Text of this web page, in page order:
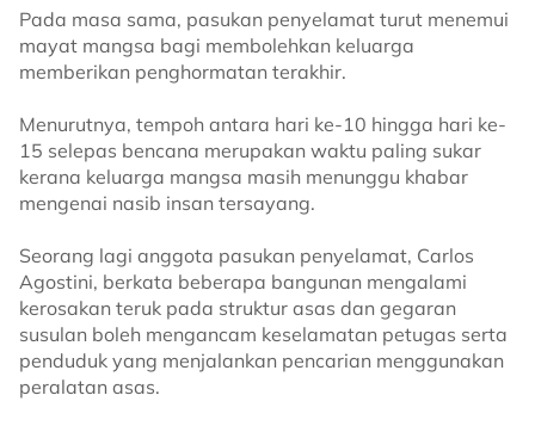
Pada masa sama, pasukan penyelamat turut menemui
mayat mangsa bagi membolehkan keluarga
memberikan penghormatan terakhir.
Menurutnya, tempoh antara hari ke-10 hingga hari ke-
15 selepas bencana merupakan waktu paling sukar
kerana keluarga mangsa masih menunggu khabar
mengenai nasib insan tersayang.
Seorang lagi anggota pasukan penyelamat, Carlos
Agostini, berkata beberapa bangunan mengalami
kerosakan teruk pada struktur asas dan gegaran
susulan boleh mengancam keselamatan petugas serta
penduduk yang menjalankan pencarian menggunakan
peralatan asas.